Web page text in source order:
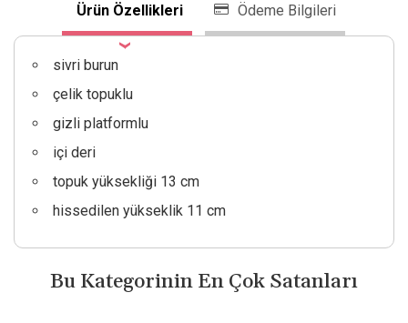
Ürün Özellikleri Ödeme Bilgileri
sivri burun
çelik topuklu
gizli platformlu
içi deri
topuk yüksekliği 13 cm
hissedilen yükseklik 11 cm
Bu Kategorinin En Çok Satanları